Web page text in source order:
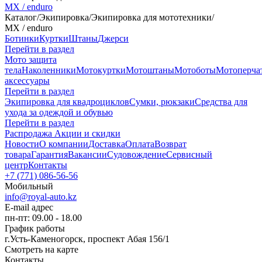
MX / enduro
Каталог/Экипировка/Экипировка для мототехники/
MX / enduro
БотинкиКурткиШтаныДжерси
Перейти в раздел
Мото защита
телаНаколенникиМотокурткиМотоштаныМотоботы
аксессуары
Перейти в раздел
Экипировка для квадроцикловСумки, рюкзакиСредства для
ухода за одеждой и обувью
Перейти в раздел
Распродажа Акции и скидки
НовостиО компанииДоставкаОплатаВозврат
товараГарантияВакансииСудовождениеСервисный
центрКонтакты
+7 (771) 086-56-56
Мобильный
info@royal-auto.kz
E-mail адрес
пн-пт: 09.00 - 18.00
График работы
г.Усть-Каменогорск, проспект Абая 156/1
Смотреть на карте
Контакты